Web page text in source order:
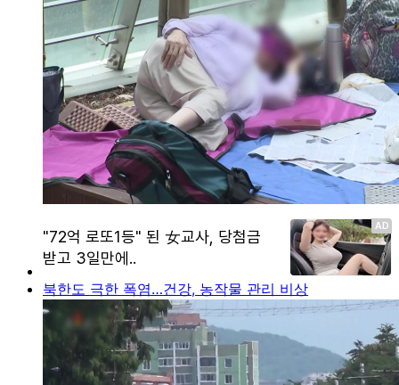
북한도 극한 폭염…건강, 농작물 관리 비상